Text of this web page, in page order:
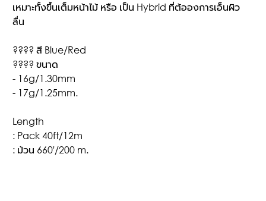
เหมาะทั้งขึ้นเต็มหน้าไม้ หรือ เป็น Hybrid ที่ต้อองการเอ็นผิว
ลื่น
???? สี Blue/Red
???? ขนาด
- 16g/1.30mm
- 17g/1.25mm.
Length
: Pack 40ft/12m
: ม้วน 660'/200 m.